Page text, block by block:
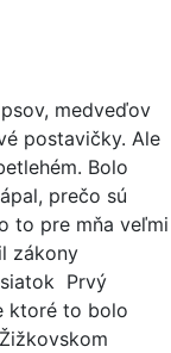
medveďov
postavičky. Ale
Bolo
prečo sú
to pre mňa veľmi
zákony
Prvý
ktoré to bolo